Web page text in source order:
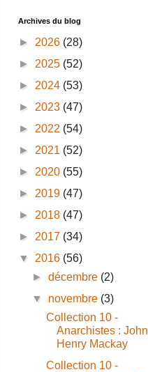
Archives du blog
► 2026 (28)
► 2025 (52)
► 2024 (53)
► 2023 (47)
► 2022 (54)
► 2021 (52)
► 2020 (55)
► 2019 (47)
► 2018 (47)
► 2017 (34)
▼ 2016 (56)
►décembre (2)
▼ novembre (3)
Collection 10 -
Anarchistes : John
Henry Mackay
Collection 10 -